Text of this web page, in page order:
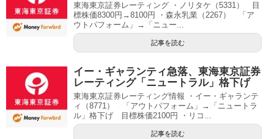
東海東京証券レーティング ・ノリタケ（5331） 目
標株価8300円→8100円 ・森永乳業（2267） 「ア
ウトパフォーム」→「ニュー...
記事を読む
イー・ギャランティ急落、東海東京証券
レーティング「ニュートラル」格下げ
東海東京証券レーティング情報 ・イー・ギャランテ
ィ（8771） 「アウトパフォーム」→「ニュートラ
ル」格下げ 目標株価2100円 ・リコ...
記事を読む